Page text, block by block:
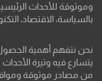
وموثوقة للأحداث
بالسياسة، الاقتصاد،
نحن نتفهم أهمية
يتسارع فيه وتيرة
من مصادر موثوقة